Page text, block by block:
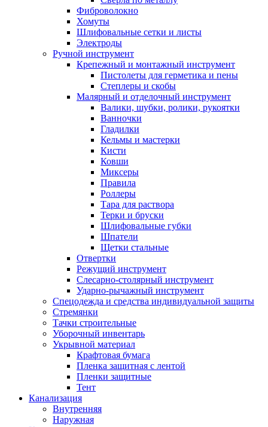
Фиброволокно
Хомуты
Шлифовальные сетки и листы
Электроды
Ручной инструмент
Крепежный и монтажный инструмент
Пистолеты для герметика и пены
Степлеры и скобы
Малярный и отделочный инструмент
Валики, шубки, ролики, рукоятки
Ванночки
Гладилки
Кельмы и мастерки
Кисти
Ковши
Миксеры
Правила
Роллеры
Тара для раствора
Терки и бруски
Шлифовальные губки
Шпатели
Щетки стальные
Отвертки
Режущий инструмент
Слесарно-столярный инструмент
Ударно-рычажный инструмент
Спецодежда и средства индивидуальной защиты
Стремянки
Тачки строительные
Уборочный инвентарь
Укрывной материал
Крафтовая бумага
Пленка защитная с лентой
Пленки защитные
Тент
Канализация
Внутренняя
Наружная